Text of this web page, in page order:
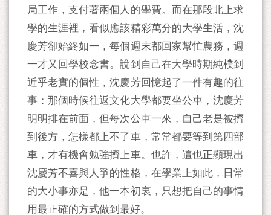
局工作，支付著兩個人的學費。而在那段北上求
學的生涯裡，看似應該精彩萬分的大學生活，沈
慶芳卻始終如一，每個週末都回家幫忙農務，週
一才又回學校念書。說到自己在大學時期純樸到
近乎老實的個性，沈慶芳回憶起了一件有趣的往
事：那個時候往返文化大學都要坐公車，沈慶芳
明明排在前面，但每次公車一來，自己老是被擠
到後方，怎樣都上不了車，常常都要等到第四部
車，才有機會勉強擠上車。也許，這也正顯現出
沈慶芳不喜與人爭的性格，在學業上如此，日常
的大小事亦是，他一本初衷，只想把自己的事情
用最正確的方式做到最好。